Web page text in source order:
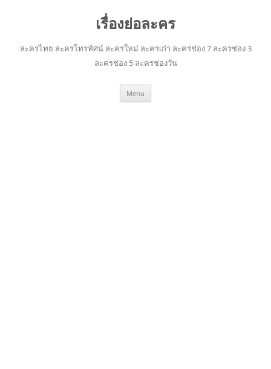
เรื่องย่อละคร
ละครไทย ละครโทรทัศน์ ละครใหม่ ละครเก่า ละครช่อง 7 ละครช่อง 3
ละครช่อง 5 ละครช่องวัน
Menu